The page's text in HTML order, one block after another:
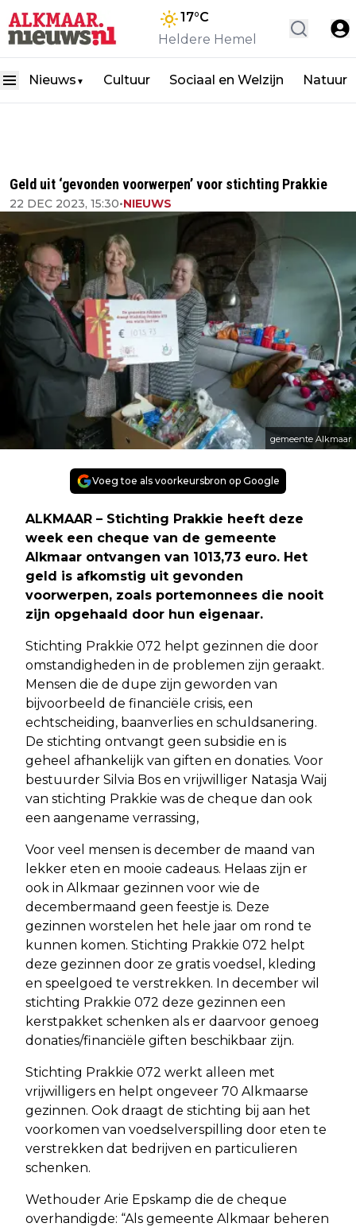
17°C
Heldere Hemel
Nieuws ▼ Cultuur Sociaal en Welzijn Natuur
Geld uit ‘gevonden voorwerpen’ voor stichting Prakkie
22 DEC 2023, 15:30•NIEUWS
gemeente Alkmaar
Voeg toe als voorkeursbron op Google
ALKMAAR – Stichting Prakkie heeft deze
week een cheque van de gemeente
Alkmaar ontvangen van 1013,73 euro. Het
geld is afkomstig uit gevonden
voorwerpen, zoals portemonnees die nooit
zijn opgehaald door hun eigenaar.
Stichting Prakkie 072 helpt gezinnen die door
omstandigheden in de problemen zijn geraakt.
Mensen die de dupe zijn geworden van
bijvoorbeeld de financiële crisis, een
echtscheiding, baanverlies en schuldsanering.
De stichting ontvangt geen subsidie en is
geheel afhankelijk van giften en donaties. Voor
bestuurder Silvia Bos en vrijwilliger Natasja Waij
van stichting Prakkie was de cheque dan ook
een aangename verrassing,
Voor veel mensen is december de maand van
lekker eten en mooie cadeaus. Helaas zijn er
ook in Alkmaar gezinnen voor wie de
decembermaand geen feestje is. Deze
gezinnen worstelen het hele jaar om rond te
kunnen komen. Stichting Prakkie 072 helpt
deze gezinnen door ze gratis voedsel, kleding
en speelgoed te verstrekken. In december wil
stichting Prakkie 072 deze gezinnen een
kerstpakket schenken als er daarvoor genoeg
donaties/financiële giften beschikbaar zijn.
Stichting Prakkie 072 werkt alleen met
vrijwilligers en helpt ongeveer 70 Alkmaarse
gezinnen. Ook draagt de stichting bij aan het
voorkomen van voedselverspilling door eten te
verstrekken dat bedrijven en particulieren
schenken.
Wethouder Arie Epskamp die de cheque
overhandigde: “Als gemeente Alkmaar beheren